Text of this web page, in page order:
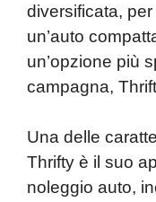
diversificata,
un’auto
un’opzione più
campagna,
Una delle
Thrifty è il suo
noleggio auto,